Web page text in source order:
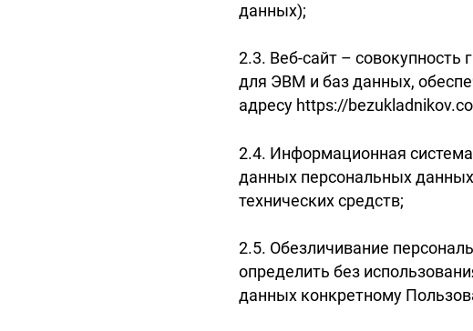
данных);
2.3. Веб-сайт –
для ЭВМ и баз данных,
адресу https://
2.4. Информационная
данных персональных
технических средств;
2.5. Обезличивание
определить без
данных конкретному